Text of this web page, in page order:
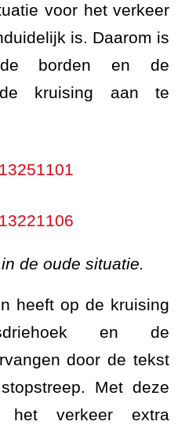
voor het verkeer
is. Daarom is
borden en de
kruising aan te
de oude situatie.
heeft op de kruising
en de
door de tekst
Met deze
het verkeer extra